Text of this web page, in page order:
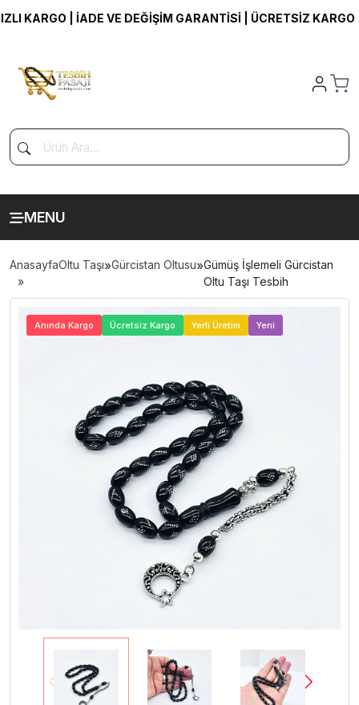
| İADE VE DEĞİŞİM GARANTİSİ | ÜCRETSİZ KARGO
MENU
AnasayfaOltu Taşı»Gürcistan Oltusu»Gümüş İşlemeli Gürcistan
Oltu Taşı Tesbih
Anında Kargo Ücretsiz Kargo Yerli Üretim Yeni